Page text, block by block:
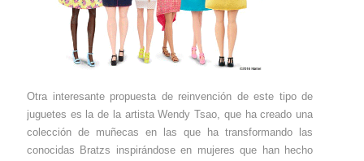
Otra interesante propuesta de reinvención de este tipo de
juguetes es la de la artista Wendy Tsao, que ha creado una
colección de muñecas en las que ha transformando las
conocidas Bratzs inspirándose en mujeres que han hecho